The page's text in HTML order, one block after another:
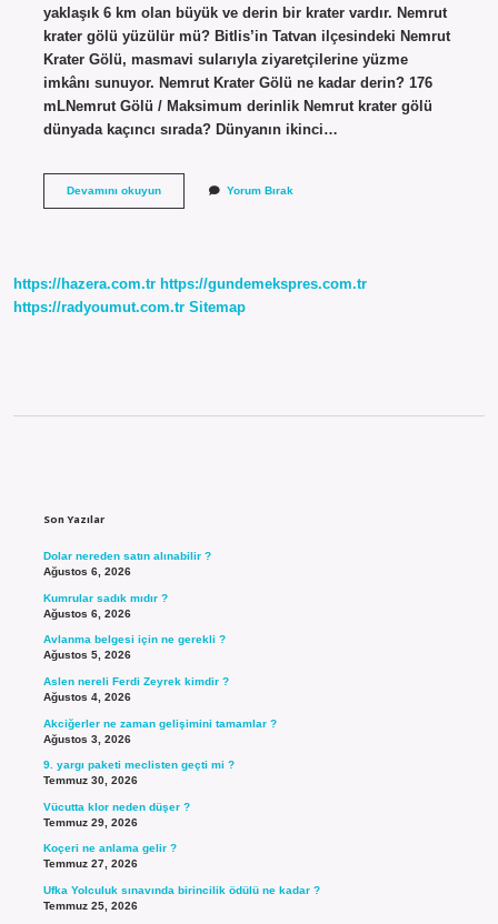
yaklaşık 6 km olan büyük ve derin bir krater vardır. Nemrut
krater gölü yüzülür mü? Bitlis’in Tatvan ilçesindeki Nemrut
Krater Gölü, masmavi sularıyla ziyaretçilerine yüzme
imkânı sunuyor. Nemrut Krater Gölü ne kadar derin? 176
mLNemrut Gölü / Maksimum derinlik Nemrut krater gölü
dünyada kaçıncı sırada? Dünyanın ikinci…
Devamını okuyunNemrut
Yorum Bırak
https://hazera.com.tr https://gundemekspres.com.tr
https://radyoumut.com.tr Sitemap
Son Yazılar
Dolar nereden satın alınabilir ?
Ağustos 6, 2026
Kumrular sadık mıdır ?
Ağustos 6, 2026
Avlanma belgesi için ne gerekli ?
Ağustos 5, 2026
Aslen nereli Ferdi Zeyrek kimdir ?
Ağustos 4, 2026
Akciğerler ne zaman gelişimini tamamlar ?
Ağustos 3, 2026
9. yargı paketi meclisten geçti mi ?
Temmuz 30, 2026
Vücutta klor neden düşer ?
Temmuz 29, 2026
Koçeri ne anlama gelir ?
Temmuz 27, 2026
Ufka Yolculuk sınavında birincilik ödülü ne kadar ?
Temmuz 25, 2026